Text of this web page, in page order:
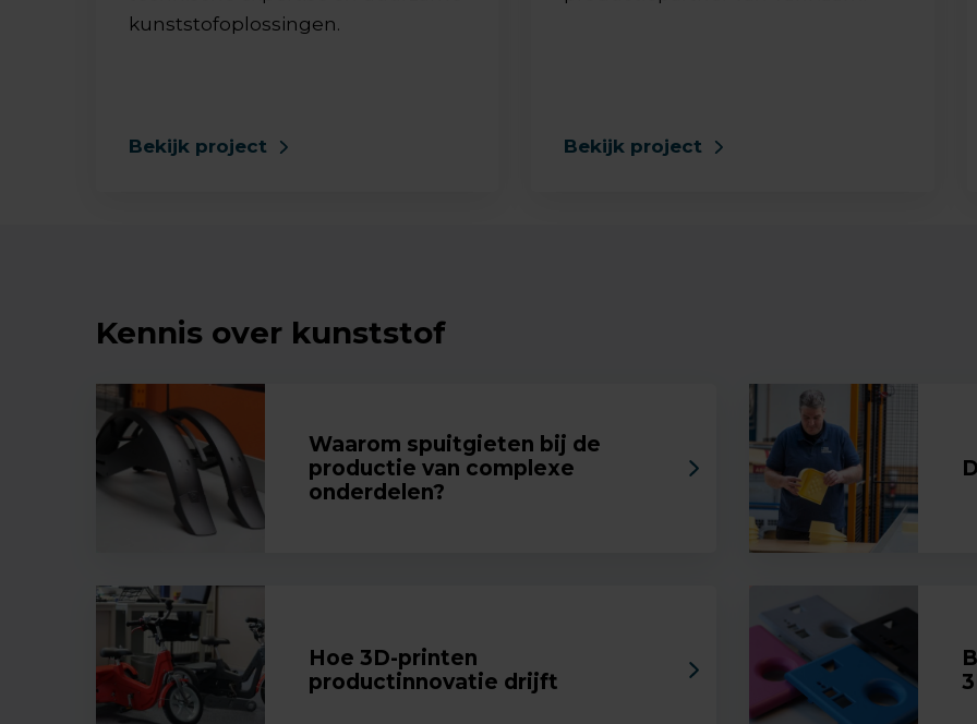
kunststofoplossingen.
Bekijk project Bekijk project
Kennis over kunststof
Waarom spuitgieten bij de
productie van complexe
onderdelen?
Hoe 3D-printen
productinnovatie drijft